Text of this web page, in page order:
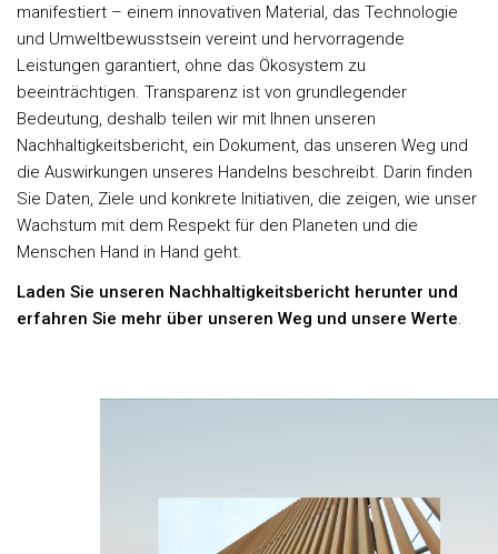
manifestiert – einem innovativen Material, das Technologie
und Umweltbewusstsein vereint und hervorragende
Leistungen garantiert, ohne das Ökosystem zu
beeinträchtigen. Transparenz ist von grundlegender
Bedeutung, deshalb teilen wir mit Ihnen unseren
Nachhaltigkeitsbericht, ein Dokument, das unseren Weg und
die Auswirkungen unseres Handelns beschreibt. Darin finden
Sie Daten, Ziele und konkrete Initiativen, die zeigen, wie unser
Wachstum mit dem Respekt für den Planeten und die
Menschen Hand in Hand geht.
Laden Sie unseren Nachhaltigkeitsbericht herunter und
erfahren Sie mehr über unseren Weg und unsere Werte.